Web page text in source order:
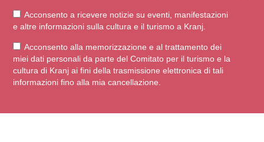
Acconsento a ricevere notizie su eventi, manifestazioni
e altre informazioni sulla cultura e il turismo a Kranj.
Acconsento alla memorizzazione e al trattamento dei
miei dati personali da parte del Comitato per il turismo e la
cultura di Kranj ai fini della trasmissione elettronica di tali
informazioni fino alla mia cancellazione.